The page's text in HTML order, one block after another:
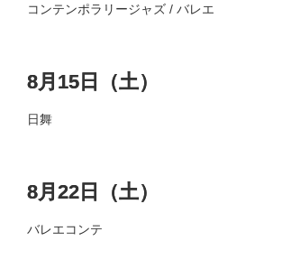
コンテンポラリージャズ / バレエ
8月15日（土）
日舞
8月22日（土）
バレエコンテ